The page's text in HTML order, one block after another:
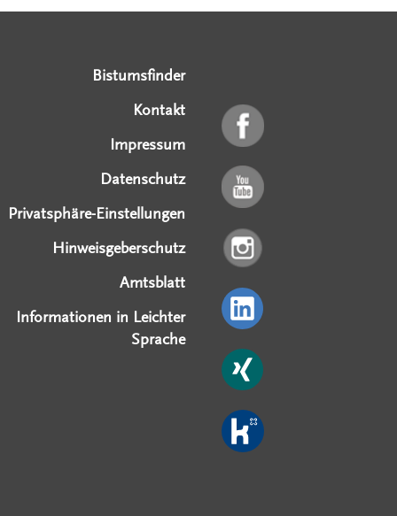
Bistumsfinder
Kontakt
Impressum
Datenschutz
Privatsphäre-Einstellungen
Hinweisgeberschutz
Amtsblatt
Informationen in Leichter
Sprache